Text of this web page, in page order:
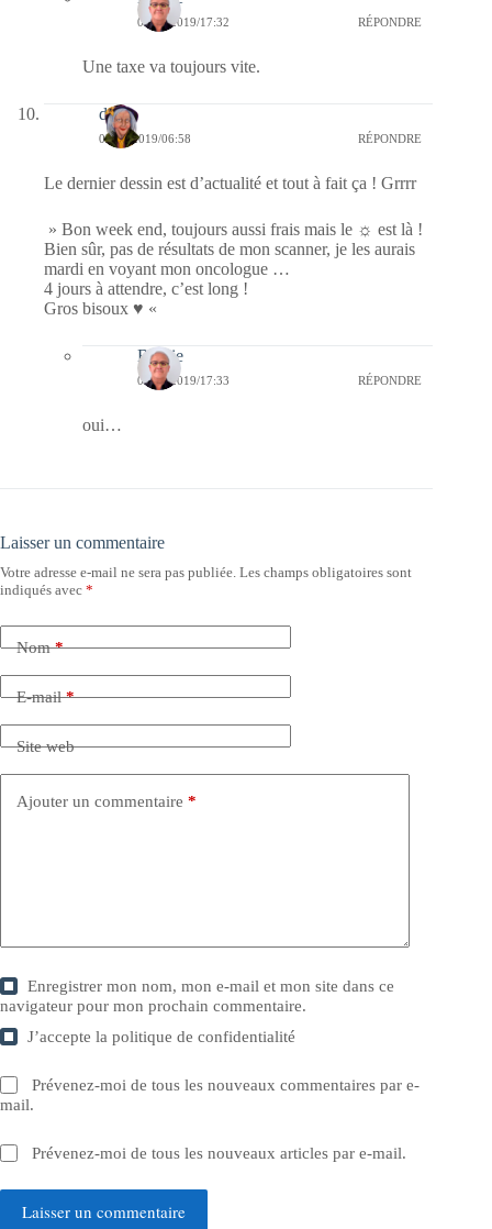
08/09/2019/17:32 RÉPONDRE
Une taxe va toujours vite.
dom
07/09/2019/06:58 RÉPONDRE
Le dernier dessin est d’actualité et tout à fait ça ! Grrrr
» Bon week end, toujours aussi frais mais le ☼ est là !
Bien sûr, pas de résultats de mon scanner, je les aurais
mardi en voyant mon oncologue …
4 jours à attendre, c’est long !
Gros bisoux ♥ «
Bernie
08/09/2019/17:33 RÉPONDRE
oui…
Laisser un commentaire
Votre adresse e-mail ne sera pas publiée. Les champs obligatoires sont
indiqués avec *
Nom*
E-mail*
Site web
Ajouter un commentaire *
Enregistrer mon nom, mon e-mail et mon site dans ce
navigateur pour mon prochain commentaire.
J’accepte lapolitique de confidentialité
Prévenez-moi de tous les nouveaux commentaires par e-
mail.
Prévenez-moi de tous les nouveaux articles par e-mail.
Laisser un commentaire